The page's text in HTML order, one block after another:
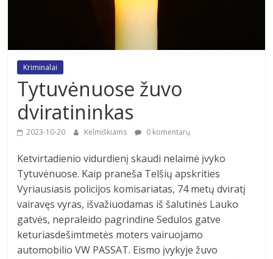
Kriminalai
Tytuvėnuose žuvo
dviratininkas
2023-10-20 Kelmiškiams 0 komentarų
Ketvirtadienio vidurdienį skaudi nelaimė įvyko
Tytuvėnuose. Kaip praneša Telšių apskrities
Vyriausiasis policijos komisariatas, 74 metų dviratį
vairavęs vyras, išvažiuodamas iš šalutinės Lauko
gatvės, nepraleido pagrindine Sedulos gatve
keturiasdešimtmetės moters vairuojamo
automobilio VW PASSAT. Eismo įvykyje žuvo